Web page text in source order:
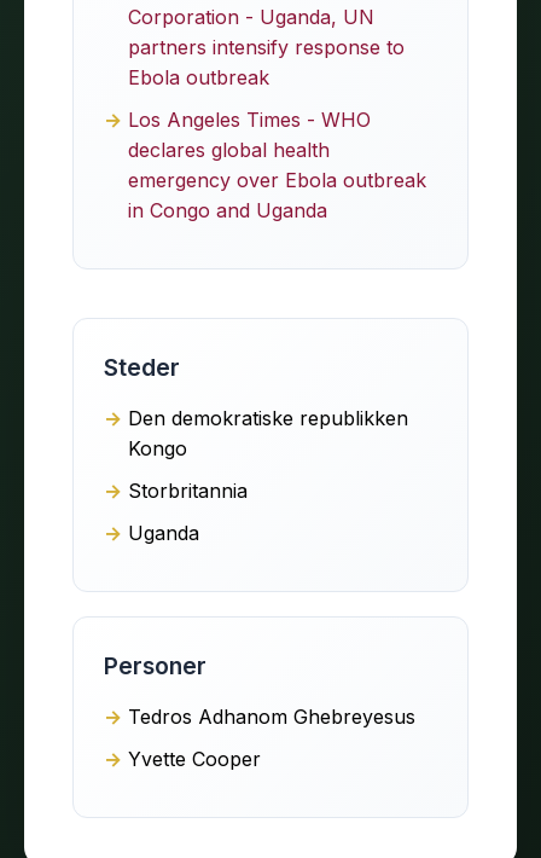
Corporation - Uganda, UN
partners intensify response to
Ebola outbreak
Los Angeles Times - WHO
declares global health
emergency over Ebola outbreak
in Congo and Uganda
Steder
Den demokratiske republikken
Kongo
Storbritannia
Uganda
Personer
Tedros Adhanom Ghebreyesus
Yvette Cooper